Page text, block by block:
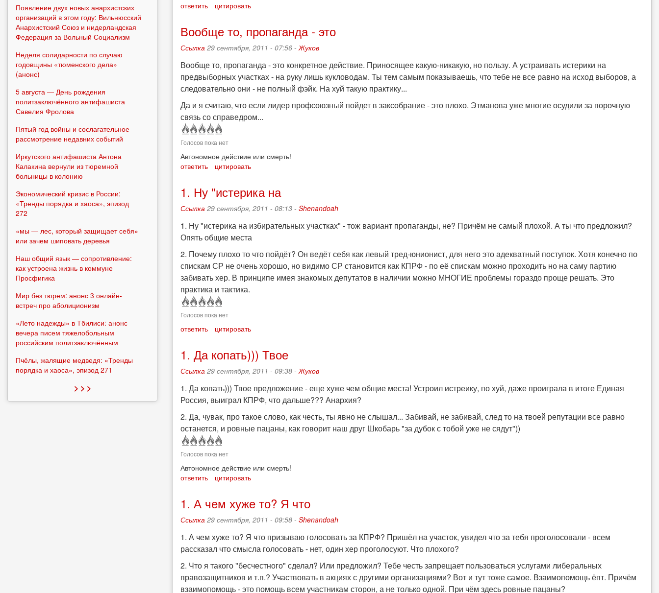
ответить цитировать
Вообще то, пропаганда - это
Ссылка 29 сентября, 2011 - 07:56 -Жуков
Вообще то, пропаганда - это конкретное действие. Приносящее какую-никакую, но пользу. А устраивать истерики на
предвыборных участках - на руку лишь кукловодам. Ты тем самым показываешь, что тебе не все равно на исход выборов, а
следовательно они - не полный фэйк. На хуй такую практику...
Да и я считаю, что если лидер профсоюзный пойдет в заксобрание - это плохо. Этманова уже многие осудили за порочную
связь со справедром...
Голосов пока нет
Автономное действие или смерть!
ответить
цитировать
1. Ну "истерика на
Ссылка 29 сентября, 2011 - 08:13 - Shenandoah
1. Ну "истерика на избирательных участках" - тож вариант пропаганды, не? Причём не самый плохой. А ты что предложил?
Опять общие места
2. Почему плохо то что пойдёт? Он ведёт себя как левый тред-юнионист, для него это адекватный поступок. Хотя конечно по
спискам СР не очень хорошо, но видимо СР становится как КПРФ - по её спискам можно проходить но на саму партию
забивать хер. В принципе имея знакомых депутатов в наличии можно МНОГИЕ проблемы гораздо проще решать. Это
практика и тактика.
Голосов пока нет
ответить цитировать
1. Да копать))) Твое
Ссылка 29 сентября, 2011 - 09:38 -Жуков
1. Да копать))) Твое предложение - еще хуже чем общие места! Устроил истреику, по хуй, даже проиграла в итоге Единая
Россия, выиграл КПРФ, что дальше??? Анархия?
2. Да, чувак, про такое слово, как честь, ты явно не слышал... Забивай, не забивай, след то на твоей репутации все равно
останется, и ровные пацаны, как говорит наш друг Шкобарь "за дубок с тобой уже не сядут"))
Голосов пока нет
Автономное действие или смерть!
ответить
цитировать
1. А чем хуже то? Я что
Ссылка 29 сентября, 2011 - 09:58 - Shenandoah
1. А чем хуже то? Я что призываю голосовать за КПРФ? Пришёл на участок, увидел что за тебя проголосовали - всем
рассказал что смысла голосовать - нет, один хер проголосуют. Что плохого?
2. Что я такого "бесчестного" сделал? Или предложил? Тебе честь запрещает пользоваться услугами либеральных
правозащитников и т.п.? Участвовать в акциях с другими организациями? Вот и тут тоже самое. Взаимопомощь ёпт. Причём
взаимопомощь - это помощь всем участникам сторон, а не только одной. При чём здесь ровные пацаны?
Появление двух новых анархистских
организаций в этом году: Вильнюсский
Анархистский Союз и нидерландская
Федерация за Вольный Социализм
Неделя солидарности по случаю
годовщины «тюменского дела»
(анонс)
5 августа — День рождения
политзаключённого антифашиста
Савелия Фролова
Пятый год войны и сослагательное
рассмотрение недавних событий
Иркутского антифашиста Антона
Калакина вернули из тюремной
больницы в колонию
Экономический кризис в России:
«Тренды порядка и хаоса», эпизод
272
«мы — лес, который защищает себя»
или зачем шиповать деревья
Наш общий язык — сопротивление:
как устроена жизнь в коммуне
Просфигика
Мир без тюрем: анонс 3 онлайн-
встреч про аболиционизм
«Лето надежды» в Тбилиси: анонс
вечера писем тяжелобольным
российским политзаключённым
Пчёлы, жалящие медведя: «Тренды
порядка и хаоса», эпизод 271
> > >